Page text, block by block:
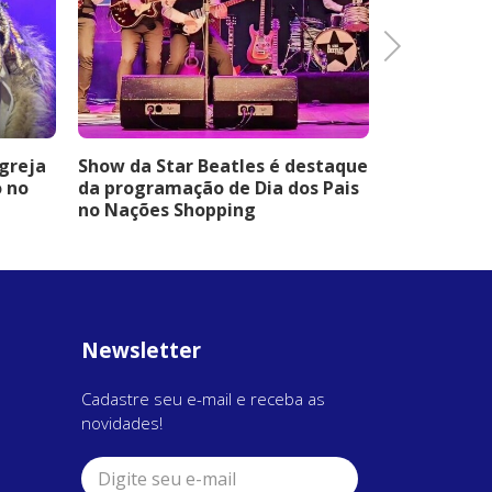
no
Show da Star Beatles é destaque
da programação de Dia dos Pais
no Nações Shopping
Next
Newsletter
Cadastre seu e-mail e receba as
novidades!